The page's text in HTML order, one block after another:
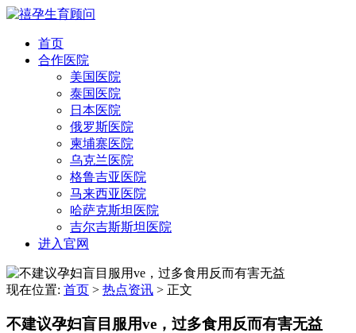
首页
合作医院
美国医院
泰国医院
日本医院
俄罗斯医院
柬埔寨医院
乌克兰医院
格鲁吉亚医院
马来西亚医院
哈萨克斯坦医院
吉尔吉斯斯坦医院
进入官网
现在位置: 首页 > 热点资讯 > 正文
不建议孕妇盲目服用ve，过多食用反而有害无益